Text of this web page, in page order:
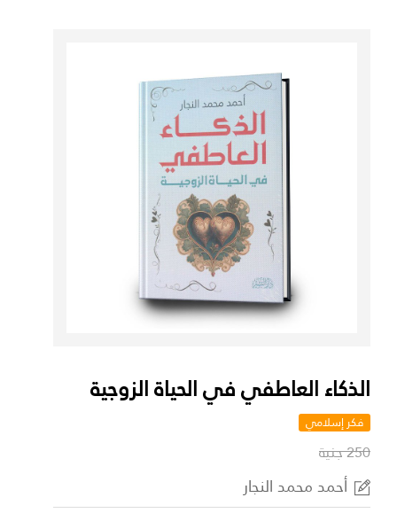
الذكاء العاطفي في الحياة الزوجية
فكر إسلامي
250 جنية
أحمد محمد النجار